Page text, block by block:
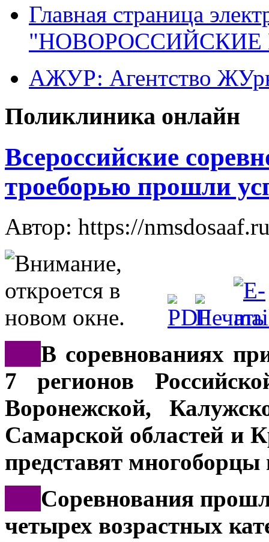
Главная страница
"НОВОРОССИЙСКИЕ
АЖУР: Агентство
Поликлиника онлайн
Всероссийские
троеборью прошли
Автор: https://
В соревнованиях
7 регионов
Воронежской,
Самарской областей и
представят многоборцы
Соревнования
четырех возрастных